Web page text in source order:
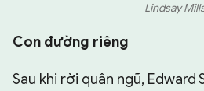
Lindsay
Con đường riêng
Sau khi rời quân ngũ, Edward